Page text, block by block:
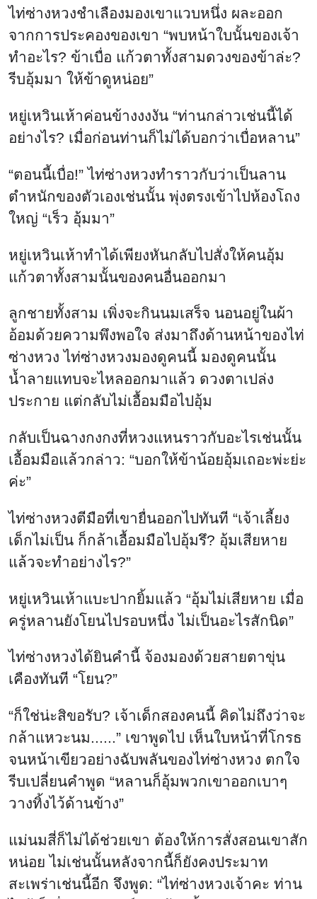
ไท่ซ่างหวงชำเลืองมองเขาแวบหนึ่ง ผละออก
จากการประคองของเขา “พบหน้าใบนั้นของเจ้า
ทำอะไร? ข้าเบื่อ แก้วตาทั้งสามดวงของข้าล่ะ?
รีบอุ้มมา ให้ข้าดูหน่อย”
หยู่เหวินเห้าค่อนข้างงงงัน “ท่านกล่าวเช่นนี้ได้
อย่างไร? เมื่อก่อนท่านก็ไม่ได้บอกว่าเบื่อหลาน”
“ตอนนี้เบื่อ!” ไท่ซ่างหวงทำราวกับว่าเป็นลาน
ตำหนักของตัวเองเช่นนั้น พุ่งตรงเข้าไปห้องโถง
ใหญ่ “เร็ว อุ้มมา”